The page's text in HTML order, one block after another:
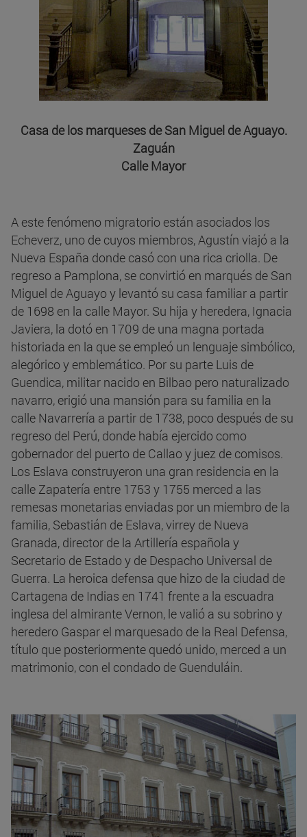
Casa de los marqueses de San Miguel de Aguayo.
Zaguán
Calle Mayor
A este fenómeno migratorio están asociados los
Echeverz, uno de cuyos miembros, Agustín viajó a la
Nueva España donde casó con una rica criolla. De
regreso a Pamplona, se convirtió en marqués de San
Miguel de Aguayo y levantó su casa familiar a partir
de 1698 en la calle Mayor. Su hija y heredera, Ignacia
Javiera, la dotó en 1709 de una magna portada
historiada en la que se empleó un lenguaje simbólico,
alegórico y emblemático. Por su parte Luis de
Guendica, militar nacido en Bilbao pero naturalizado
navarro, erigió una mansión para su familia en la
calle Navarrería a partir de 1738, poco después de su
regreso del Perú, donde había ejercido como
gobernador del puerto de Callao y juez de comisos.
Los Eslava construyeron una gran residencia en la
calle Zapatería entre 1753 y 1755 merced a las
remesas monetarias enviadas por un miembro de la
familia, Sebastián de Eslava, virrey de Nueva
Granada, director de la Artillería española y
Secretario de Estado y de Despacho Universal de
Guerra. La heroica defensa que hizo de la ciudad de
Cartagena de Indias en 1741 frente a la escuadra
inglesa del almirante Vernon, le valió a su sobrino y
heredero Gaspar el marquesado de la Real Defensa,
título que posteriormente quedó unido, merced a un
matrimonio, con el condado de Guenduláin.